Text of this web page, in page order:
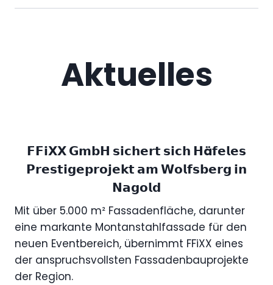
Aktuelles
𝗙𝗙𝗶𝗫𝗫 𝗚𝗺𝗯𝗛 𝘀𝗶𝗰𝗵𝗲𝗿𝘁 𝘀𝗶𝗰𝗵 𝗛ä𝗳𝗲𝗹𝗲𝘀
𝗣𝗿𝗲𝘀𝘁𝗶𝗴𝗲𝗽𝗿𝗼𝗷𝗲𝗸𝘁 𝗮𝗺 𝗪𝗼𝗹𝗳𝘀𝗯𝗲𝗿𝗴 𝗶𝗻
𝗡𝗮𝗴𝗼𝗹𝗱
Mit über 5.000 m² Fassadenfläche, darunter
eine markante Montanstahlfassade für den
neuen Eventbereich, übernimmt FFiXX eines
der anspruchsvollsten Fassadenbauprojekte
der Region.